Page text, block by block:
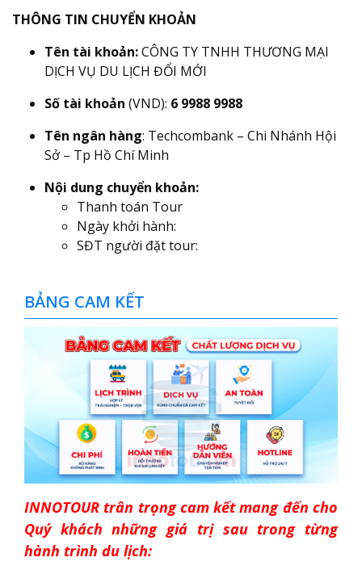
THÔNG TIN CHUYỂN KHOẢN
Tên tài khoản:CÔNG TY TNHH THƯƠNG MẠI
DỊCH VỤ DU LỊCH ĐỔI MỚI
Số tài khoản (VND): 6 9988 9988
Tên ngân hàng: Techcombank – Chi Nhánh Hội
Sở – Tp Hồ Chí Minh
Nội dung chuyển khoản:
Thanh toán Tour
Ngày khởi hành:
SĐT người đặt tour:
BẢNG CAM KẾT
INNOTOUR trân trọng cam kết mang đến cho
Quý khách những giá trị sau trong từng
hành trình du lịch: